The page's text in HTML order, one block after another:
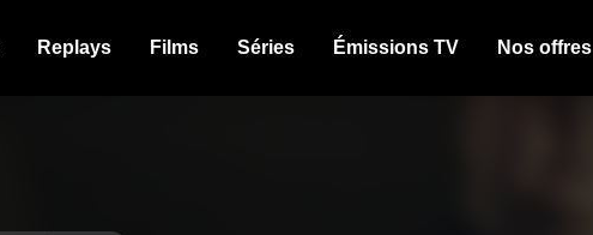
Replays Films Séries Émissions TV Nos offres